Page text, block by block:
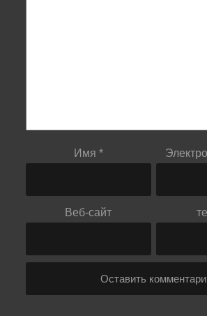
Имя *
Веб-сайт